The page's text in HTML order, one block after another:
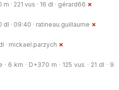
· 221 vus · 16 dl · gérard66
· 09:40 · ratineau.guillaume
· mickael.parzych
6 km · D+370 m · 125 vus · 21 dl · 9